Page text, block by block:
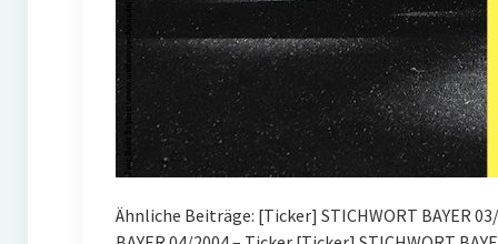
Ähnliche Beiträge: [Ticker] STICHWORT BAYER